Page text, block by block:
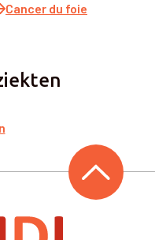
Cancer du foie